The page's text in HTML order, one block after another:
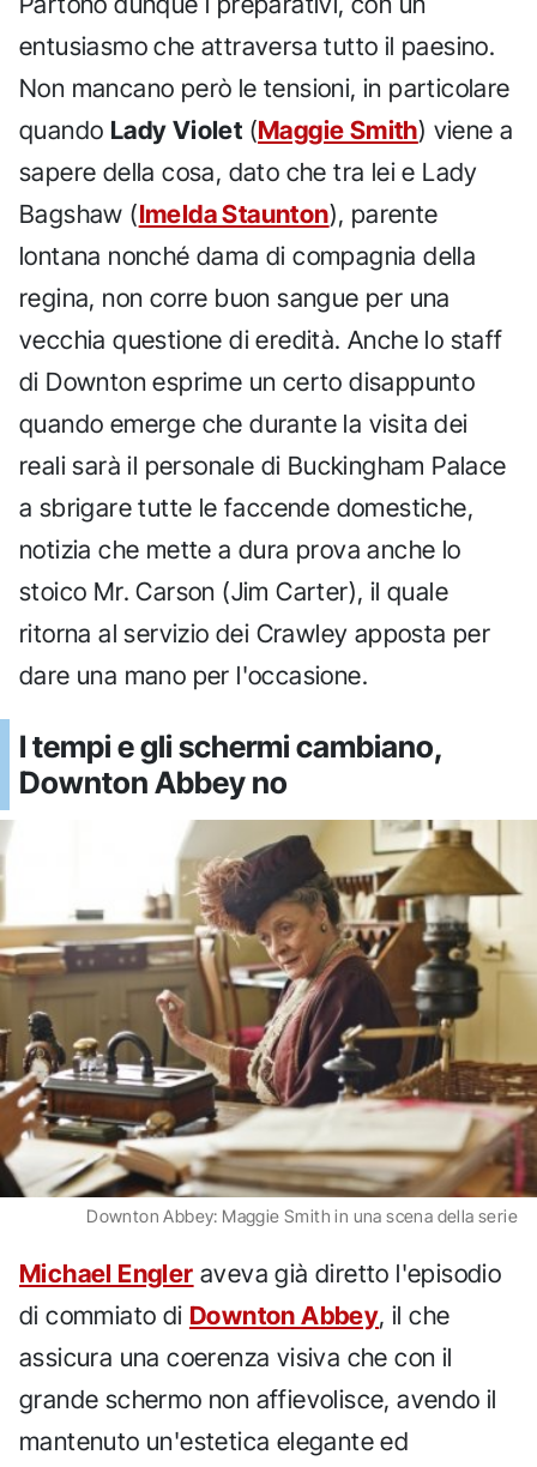
entusiasmo che attraversa tutto il paesino.
Non mancano però le tensioni, in particolare
quando Lady Violet (Maggie Smith) viene a
sapere della cosa, dato che tra lei e Lady
Bagshaw (Imelda Staunton), parente
lontana nonché dama di compagnia della
regina, non corre buon sangue per una
vecchia questione di eredità. Anche lo staff
di Downton esprime un certo disappunto
quando emerge che durante la visita dei
reali sarà il personale di Buckingham Palace
a sbrigare tutte le faccende domestiche,
notizia che mette a dura prova anche lo
stoico Mr. Carson (Jim Carter), il quale
ritorna al servizio dei Crawley apposta per
dare una mano per l'occasione.
I tempi e gli schermi cambiano,
Downton Abbey no
Downton Abbey: Maggie Smith in una scena della serie
Michael Engler aveva già diretto l'episodio
di commiato di Downton Abbey, il che
assicura una coerenza visiva che con il
grande schermo non affievolisce, avendo il
mantenuto un'estetica elegante ed